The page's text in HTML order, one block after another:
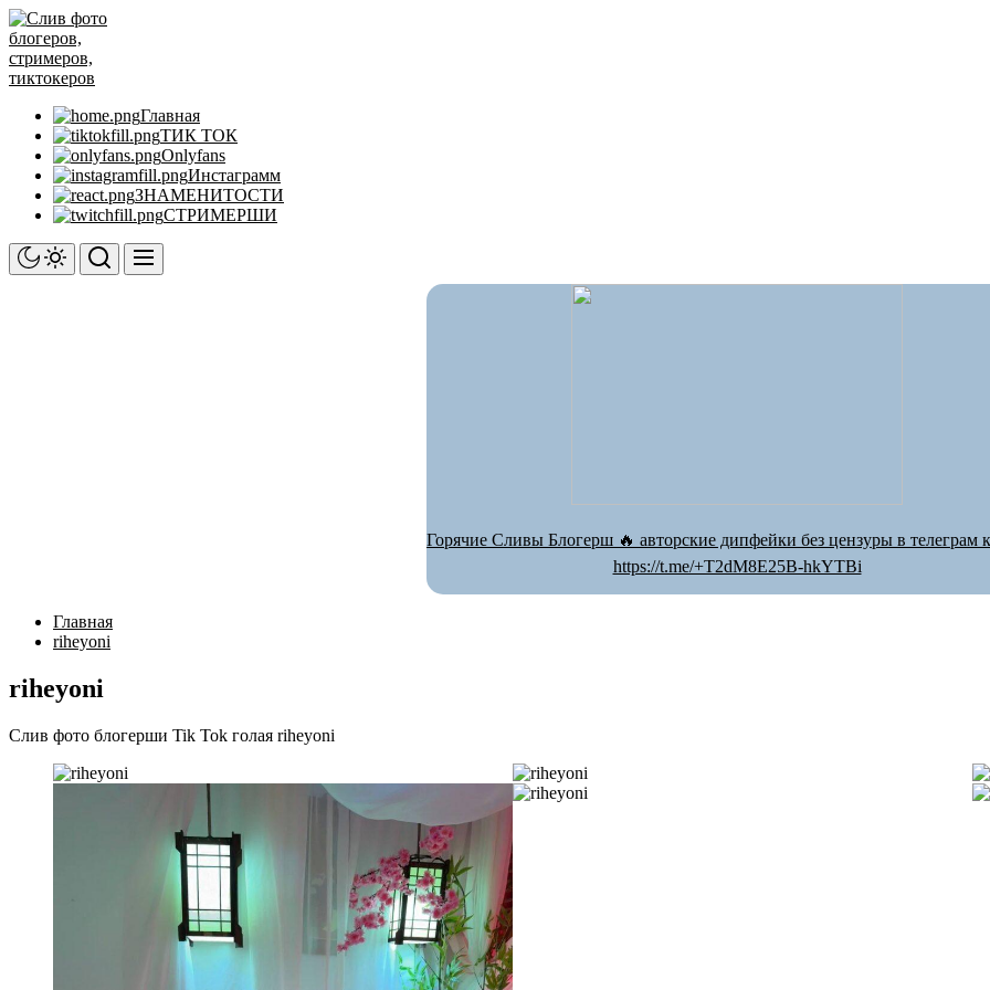
Перейти
к
содержимому
Главная
ТИК ТОК
Onlyfans
Инстаграмм
ЗНАМЕНИТОСТИ
СТРИМЕРШИ
Горячие Сливы Блогерш 🔥 авторские дипфейки без цензуры в телеграм
https://t.me/+T2dM8E25B-hkYTBi
Главная
riheyoni
riheyoni
Слив фото блогерши Tik Tok голая riheyoni